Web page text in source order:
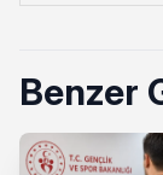
Benzer